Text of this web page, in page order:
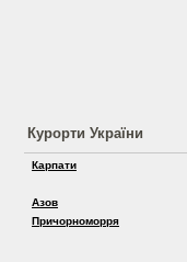
Курорти України
Карпати
Азов
Причорноморря